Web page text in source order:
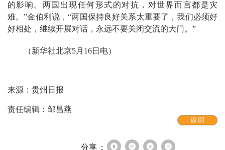
的影响。两国出现任何形式的对抗，对世界而言都是灾
难。”金伯利说，“两国保持良好关系太重要了，我们必须好
好相处，继续开展对话，永远不要关闭交流的大门。”
（新华社北京5月16日电）
来源：贵州日报
责任编辑：邹昌燕
分享 :